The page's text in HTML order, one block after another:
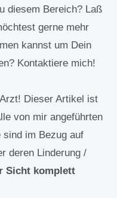
diesem Bereich? Laß
gerne mehr
kannst um Dein
Kontaktiere mich!
Dieser Artikel ist
von mir angeführten
sind im Bezug auf
deren Linderung /
Sicht komplett